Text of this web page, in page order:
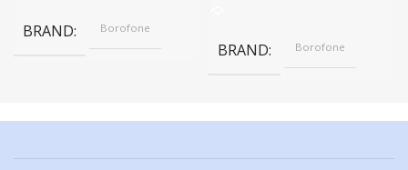
BRAND Borofone
BRAND Borofone